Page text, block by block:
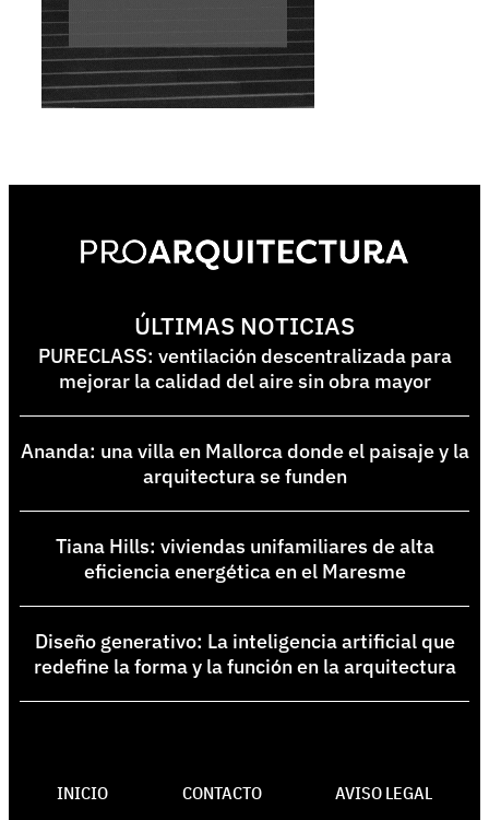
ÚLTIMAS NOTICIAS
PURECLASS: ventilación descentralizada para
mejorar la calidad del aire sin obra mayor
Ananda: una villa en Mallorca donde el paisaje y la
arquitectura se funden
Tiana Hills: viviendas unifamiliares de alta
eficiencia energética en el Maresme
Diseño generativo: La inteligencia artificial que
redefine la forma y la función en la arquitectura
INICIO CONTACTO AVISO LEGAL